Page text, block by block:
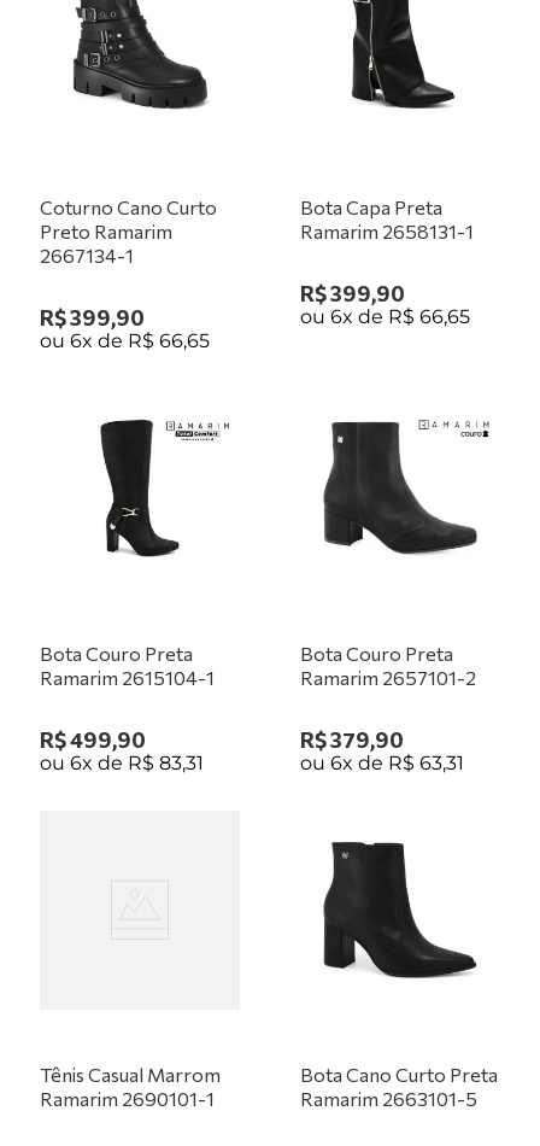
Coturno Cano Curto
Preto Ramarim
2667134-1
R$399,90
ou6x de R$ 66,65
Bota Capa Preta
Ramarim 2658131-1
R$399,90
ou6x de R$ 66,65
Bota Couro Preta
Ramarim 2615104-1
R$499,90
ou6x de R$ 83,31
Bota Couro Preta
Ramarim 2657101-2
R$379,90
ou6x de R$ 63,31
Tênis Casual Marrom
Ramarim 2690101-1
Bota Cano Curto Preta
Ramarim 2663101-5
tênis branco
tênis preto